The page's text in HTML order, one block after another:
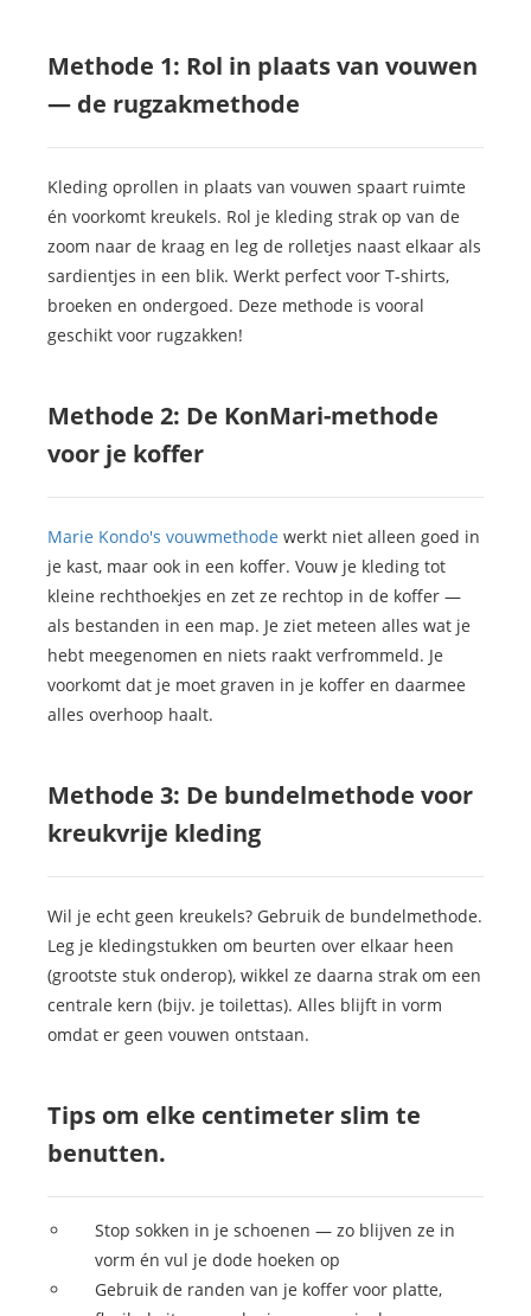
Methode 1: Rol in plaats van vouwen
— de rugzakmethode
Kleding oprollen in plaats van vouwen spaart ruimte
én voorkomt kreukels. Rol je kleding strak op van de
zoom naar de kraag en leg de rolletjes naast elkaar als
sardientjes in een blik. Werkt perfect voor T-shirts,
broeken en ondergoed. Deze methode is vooral
geschikt voor rugzakken!
Methode 2: De KonMari-methode
voor je koffer
Marie Kondo's vouwmethode werkt niet alleen goed in
je kast, maar ook in een koffer. Vouw je kleding tot
kleine rechthoekjes en zet ze rechtop in de koffer —
als bestanden in een map. Je ziet meteen alles wat je
hebt meegenomen en niets raakt verfrommeld. Je
voorkomt dat je moet graven in je koffer en daarmee
alles overhoop haalt.
Methode 3: De bundelmethode voor
kreukvrije kleding
Wil je echt geen kreukels? Gebruik de bundelmethode.
Leg je kledingstukken om beurten over elkaar heen
(grootste stuk onderop), wikkel ze daarna strak om een
centrale kern (bijv. je toilettas). Alles blijft in vorm
omdat er geen vouwen ontstaan.
Tips om elke centimeter slim te
benutten.
Stop sokken in je schoenen — zo blijven ze in
vorm én vul je dode hoeken op
Gebruik de randen van je koffer voor platte,